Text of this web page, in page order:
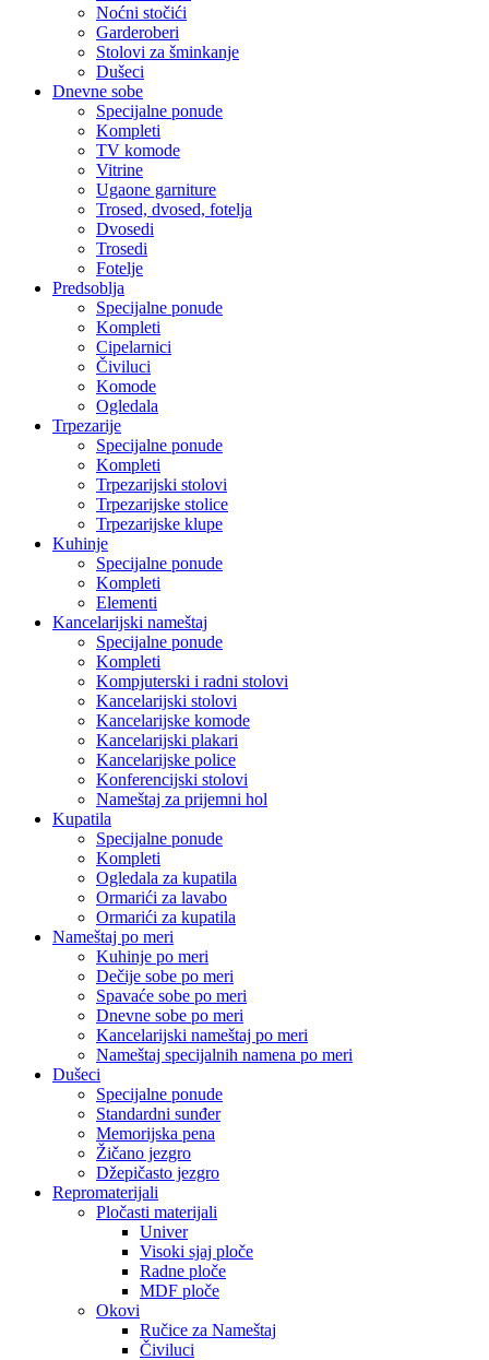
Noćni stočići
Garderoberi
Stolovi za šminkanje
Dušeci
Dnevne sobe
Specijalne ponude
Kompleti
TV komode
Vitrine
Ugaone garniture
Trosed, dvosed, fotelja
Dvosedi
Trosedi
Fotelje
Predsoblja
Specijalne ponude
Kompleti
Cipelarnici
Čiviluci
Komode
Ogledala
Trpezarije
Specijalne ponude
Kompleti
Trpezarijski stolovi
Trpezarijske stolice
Trpezarijske klupe
Kuhinje
Specijalne ponude
Kompleti
Elementi
Kancelarijski nameštaj
Specijalne ponude
Kompleti
Kompjuterski i radni stolovi
Kancelarijski stolovi
Kancelarijske komode
Kancelarijski plakari
Kancelarijske police
Konferencijski stolovi
Nameštaj za prijemni hol
Kupatila
Specijalne ponude
Kompleti
Ogledala za kupatila
Ormarići za lavabo
Ormarići za kupatila
Nameštaj po meri
Kuhinje po meri
Dečije sobe po meri
Spavaće sobe po meri
Dnevne sobe po meri
Kancelarijski nameštaj po meri
Nameštaj specijalnih namena po meri
Dušeci
Specijalne ponude
Standardni sunđer
Memorijska pena
Žičano jezgro
Džepičasto jezgro
Repromaterijali
Pločasti materijali
Univer
Visoki sjaj ploče
Radne ploče
MDF ploče
Okovi
Ručice za Nameštaj
Čiviluci